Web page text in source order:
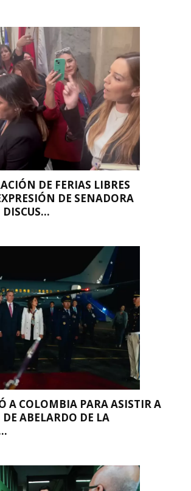
DE FERIAS LIBRES
DE SENADORA
A COLOMBIA PARA ASISTIR A
ABELARDO DE LA